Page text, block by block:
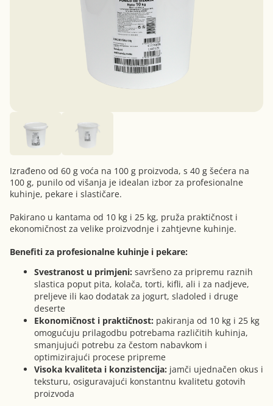
Izrađeno od 60 g voća na 100 g proizvoda, s 40 g šećera na
100 g, punilo od višanja je idealan izbor za profesionalne
kuhinje, pekare i slastičare.
Pakirano u kantama od 10 kg i 25 kg, pruža praktičnost i
ekonomičnost za velike proizvodnje i zahtjevne kuhinje.
Benefiti za profesionalne kuhinje i pekare:
Svestranost u primjeni: savršeno za pripremu raznih
slastica poput pita, kolača, torti, kifli, ali i za nadjeve,
preljeve ili kao dodatak za jogurt, sladoled i druge
deserte
Ekonomičnost i praktičnost: pakiranja od 10 kg i 25 kg
omogućuju prilagodbu potrebama različitih kuhinja,
smanjujući potrebu za čestom nabavkom i
optimizirajući procese pripreme
Visoka kvaliteta i konzistencija: jamči ujednačen okus i
teksturu, osiguravajući konstantnu kvalitetu gotovih
proizvoda